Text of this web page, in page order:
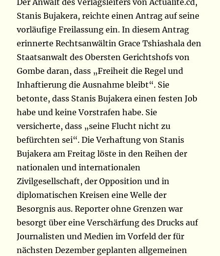
Der Anwalt des Verlagsleiters von Actualite.cd,
Stanis Bujakera, reichte einen Antrag auf seine
vorläufige Freilassung ein. In diesem Antrag
erinnerte Rechtsanwältin Grace Tshiashala den
Staatsanwalt des Obersten Gerichtshofs von
Gombe daran, dass „Freiheit die Regel und
Inhaftierung die Ausnahme bleibt“. Sie
betonte, dass Stanis Bujakera einen festen Job
habe und keine Vorstrafen habe. Sie
versicherte, dass „seine Flucht nicht zu
befürchten sei“. Die Verhaftung von Stanis
Bujakera am Freitag löste in den Reihen der
nationalen und internationalen
Zivilgesellschaft, der Opposition und in
diplomatischen Kreisen eine Welle der
Besorgnis aus. Reporter ohne Grenzen war
besorgt über eine Verschärfung des Drucks auf
Journalisten und Medien im Vorfeld der für
nächsten Dezember geplanten allgemeinen